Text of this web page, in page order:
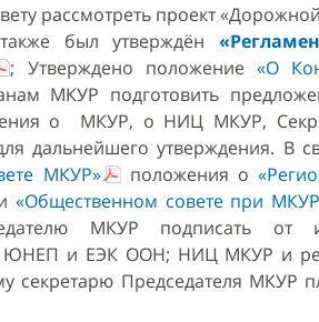
рассмотреть проект
был утверждён
; Утверждено положение«О
МКУР подготовить
о МКУР, о НИЦ МКУР,
дальнейшего утверждения. В
МКУР»
положения о
«Общественном совете при
МКУР подписать
ЮНЕП и ЕЭК ООН; НИЦ МКУР и
секретарю Председателя МКУР